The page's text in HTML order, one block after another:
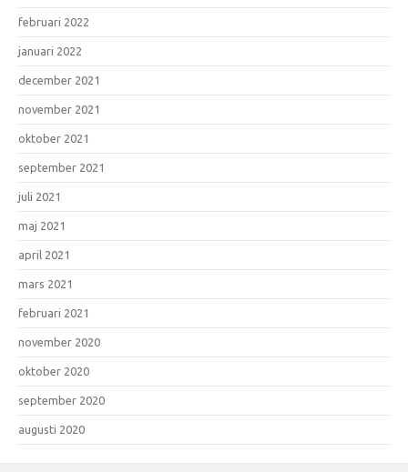
februari 2022
januari 2022
december 2021
november 2021
oktober 2021
september 2021
juli 2021
maj 2021
april 2021
mars 2021
februari 2021
november 2020
oktober 2020
september 2020
augusti 2020